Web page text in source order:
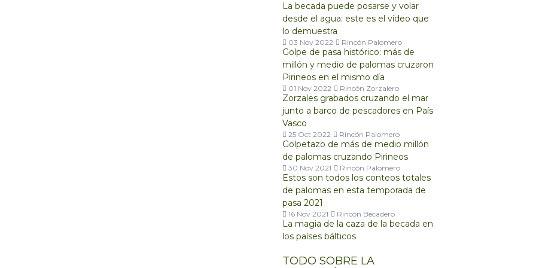
La becada puede posarse y volar
desde el agua: este es el vídeo que
lo demuestra
03 Nov 2022 Rincón Palomero
Golpe de pasa histórico: más de
millón y medio de palomas cruzaron
Pirineos en el mismo día
01 Nov 2022 Rincón Zorzalero
Zorzales grabados cruzando el mar
junto a barco de pescadores en País
Vasco
25 Oct 2022 Rincón Palomero
Golpetazo de más de medio millón
de palomas cruzando Pirineos
30 Nov 2021 Rincón Palomero
Estos son todos los conteos totales
de palomas en esta temporada de
pasa 2021
16 Nov 2021 Rincón Becadero
La magia de la caza de la becada en
los países bálticos
TODO SOBRE LA